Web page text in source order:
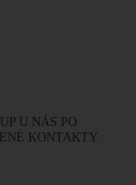
U NÁS PO
KONTAKTY.